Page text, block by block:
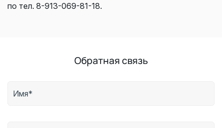
по тел. 8-913-069-81-18.
Обратная связь